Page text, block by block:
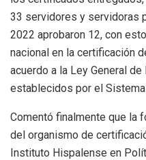
33 servidores y servidoras
2022 aprobaron 12, con
nacional en la certificación
acuerdo a la Ley General
establecidos por el
Comentó finalmente que la
del organismo de
Instituto Hispalense en